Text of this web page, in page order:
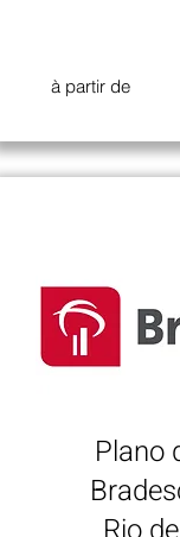
à partir de
Plano